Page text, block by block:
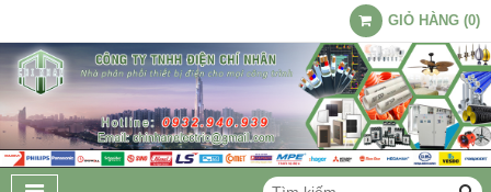
GIỎ HÀNG (0)